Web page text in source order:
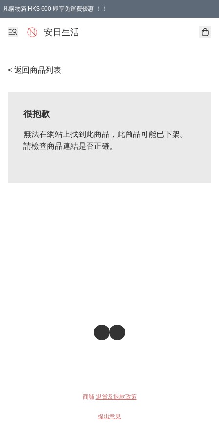
凡購物滿 HK$ 600 即享免運費優惠 ！！
安日生活
< 返回商品列表
很抱歉
無法在網站上找到此商品，此商品可能已下架。
請檢查商品連結是否正確。
商舖 退貨及退款政策
提出意見